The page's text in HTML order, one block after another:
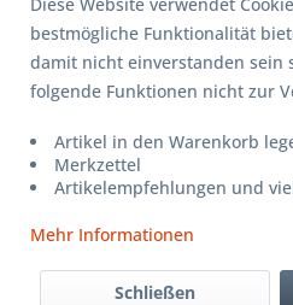
Straumeni -
25,00 €
Filtern
bestmögliche Funktionalität
damit nicht einverstanden sein
folgende Funktionen nicht zur
Artikel in den Warenkorb
Merkzettel
Artikelempfehlungen und
Mehr Informationen
Schließen